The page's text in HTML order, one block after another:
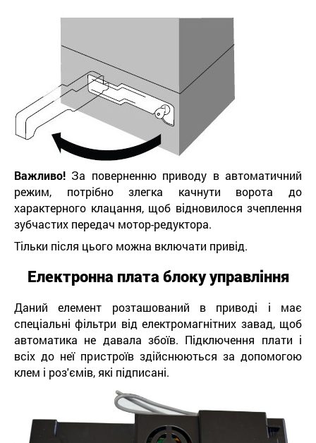
Важливо! За поверненню приводу в автоматичний
режим, потрібно злегка качнути ворота до
характерного клацання, щоб відновилося зчеплення
зубчастих передач мотор-редуктора.
Тільки після цього можна включати привід.
Електронна плата блоку управління
Даний елемент розташований в приводі і має
спеціальні фільтри від електромагнітних завад, щоб
автоматика не давала збоїв. Підключення плати і
всіх до неї пристроїв здійснюються за допомогою
клем і роз'ємів, які підписані.